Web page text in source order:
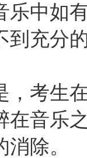
乐中如
到充分
考生在
在音乐
除。